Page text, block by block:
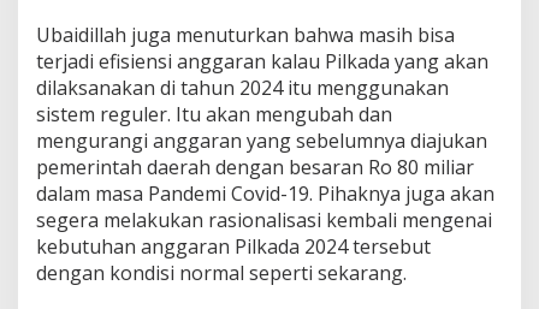
Ubaidillah juga menuturkan bahwa masih bisa
terjadi efisiensi anggaran kalau Pilkada yang akan
dilaksanakan di tahun 2024 itu menggunakan
sistem reguler. Itu akan mengubah dan
mengurangi anggaran yang sebelumnya diajukan
pemerintah daerah dengan besaran Ro 80 miliar
dalam masa Pandemi Covid-19. Pihaknya juga akan
segera melakukan rasionalisasi kembali mengenai
kebutuhan anggaran Pilkada 2024 tersebut
dengan kondisi normal seperti sekarang.